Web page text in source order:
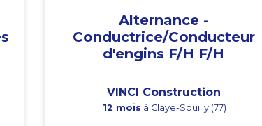
Alternance -
Conductrice/Conducteur
d'engins F/H F/H
VINCI Construction
12 mois à Claye-Souilly (77)